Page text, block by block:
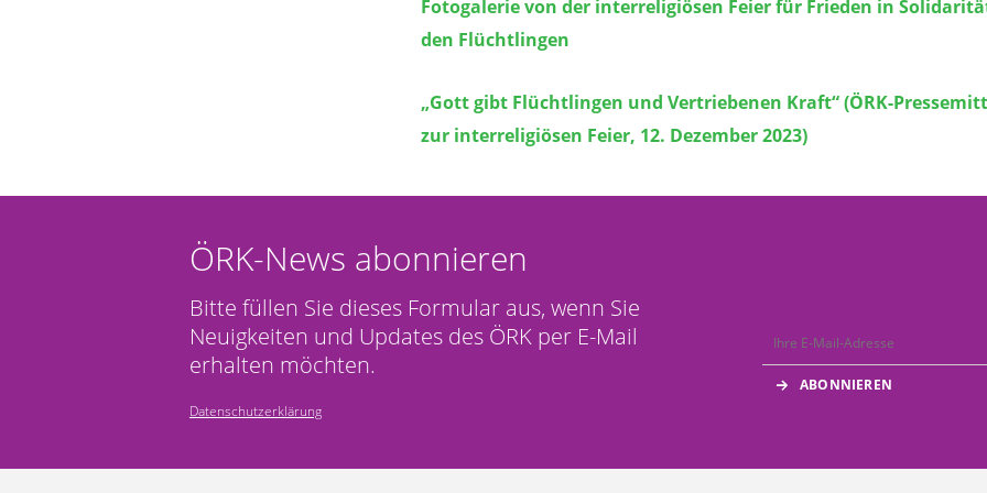
Fotogalerie von der interreligiösen Feier für Frieden in
den Flüchtlingen
„Gott gibt Flüchtlingen und Vertriebenen Kraft“ (ÖRK-
zur interreligiösen Feier, 12. Dezember 2023)
ÖRK-News abonnieren
Bitte füllen Sie dieses Formular aus, wenn Sie
Neuigkeiten und Updates des ÖRK per E-Mail
erhalten möchten.
Datenschutzerklärung